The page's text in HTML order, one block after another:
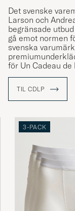
Det svenske
Larson och
begränsade
gå emot normen
svenska
för Un Cadeau de
som namnet
signifikanta, gula
Med ett starkt
företaget som
uppmuntrar
TIL CDLP
3-PACK